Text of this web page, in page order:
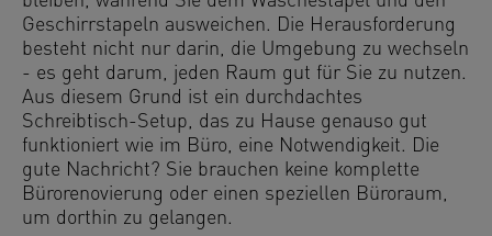
Geschirrstapeln ausweichen. Die Herausforderung
besteht nicht nur darin, die Umgebung zu wechseln
- es geht darum, jeden Raum gut für Sie zu nutzen.
Aus diesem Grund ist ein durchdachtes
Schreibtisch-Setup, das zu Hause genauso gut
funktioniert wie im Büro, eine Notwendigkeit. Die
gute Nachricht? Sie brauchen keine komplette
Bürorenovierung oder einen speziellen Büroraum,
um dorthin zu gelangen.